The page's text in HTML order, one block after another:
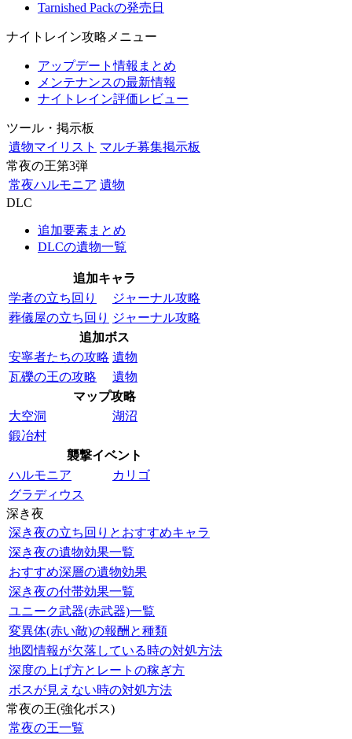
Tarnished Packの発売日
ナイトレイン攻略メニュー
アップデート情報まとめ
メンテナンスの最新情報
ナイトレイン評価レビュー
ツール・掲示板
遺物マイリスト マルチ募集掲示板
常夜の王第3弾
常夜ハルモニア 遺物
DLC
追加要素まとめ
DLCの遺物一覧
追加キャラ
学者の立ち回り
ジャーナル攻略
葬儀屋の立ち回り ジャーナル攻略
追加ボス
安寧者たちの攻略 遺物
瓦礫の王の攻略
遺物
マップ攻略
大空洞
湖沼
鍛冶村
襲撃イベント
ハルモニア
カリゴ
グラディウス
深き夜
深き夜の立ち回りとおすすめキャラ
深き夜の遺物効果一覧
おすすめ深層の遺物効果
深き夜の付帯効果一覧
ユニーク武器(赤武器)一覧
変異体(赤い敵)の報酬と種類
地図情報が欠落している時の対処方法
深度の上げ方とレートの稼ぎ方
ボスが見えない時の対処方法
常夜の王(強化ボス)
常夜の王一覧